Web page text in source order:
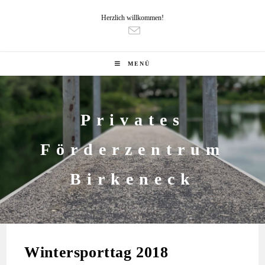
Herzlich willkommen!
MENÜ
Privates
Förderzentrum
Birkeneck
Wintersporttag 2018